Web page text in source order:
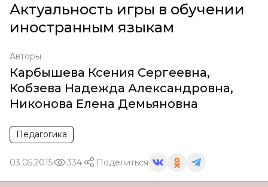
Актуальность игры в обучении
иностранным языкам
Авторы
Карбышева Ксения Сергеевна,
Кобзева Надежда Александровна,
Никонова Елена Демьяновна
Педагогика
03.05.2015 334 Поделиться